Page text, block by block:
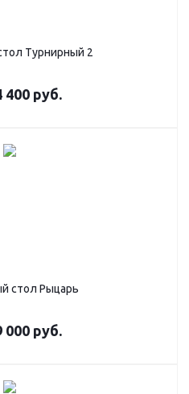
Турнирный 2
400 руб.
стол Рыцарь
000 руб.